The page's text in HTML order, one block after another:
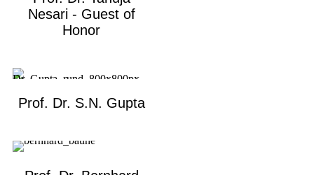
Nesari - Guest of
Honor
Prof. Dr. S.N. Gupta